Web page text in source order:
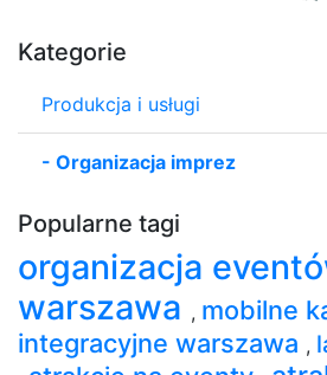
Kategorie
Produkcja i usługi
- Organizacja imprez
Popularne tagi
organizacja
warszawa , mobilne
integracyjne warszawa ,